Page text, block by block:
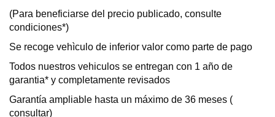
(Para beneficiarse del precio publicado, consulte
condiciones*)
Se recoge vehìculo de inferior valor como parte de pago
Todos nuestros vehiculos se entregan con 1 año de
garantia* y completamente revisados
Garantía ampliable hasta un máximo de 36 meses (
consultar)